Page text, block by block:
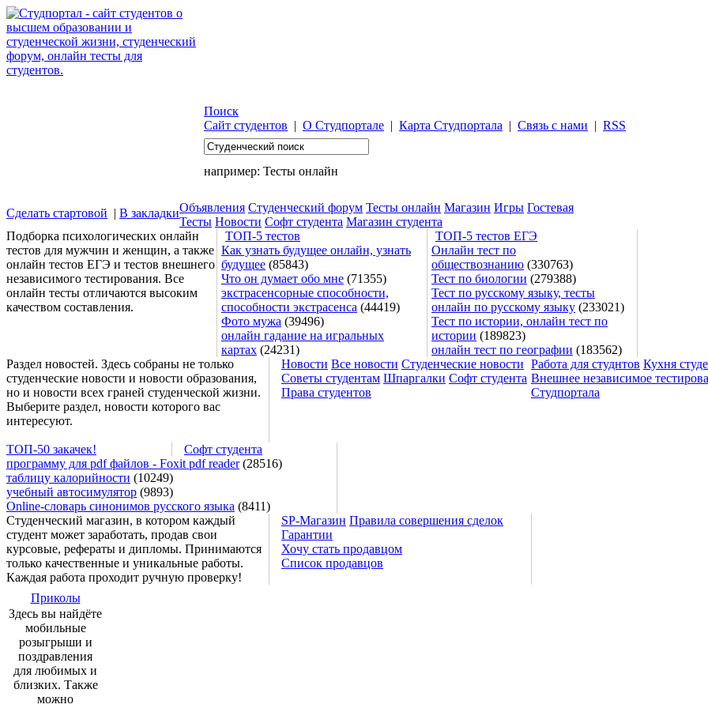
Поиск
Сайт студентов | О Студпортале | Карта Студпортала | Связь с нами | RSS
например: Тесты онлайн
Сделать стартовой | В закладкиОбъявления Студенческий форум Тесты онлайн Магазин Игры Гостевая
Тесты Новости Софт студента Магазин студента
Подборка психологических онлайн
тестов для мужчин и женщин, а также
онлайн тестов ЕГЭ и тестов внешнего
независимого тестирования. Все
онлайн тесты отличаются высоким
качеством составления.
ТОП-5 тестов
ТОП-5 тестов ЕГЭ
Как узнать будущее онлайн, узнать
будущее (85843)
Что он думает обо мне (71355)
экстрасенсорные способности,
способности экстрасенса (44419)
Фото мужа (39496)
онлайн гадание на игральных
картах (24231)
Онлайн тест по
обществознанию (330763)
Тест по биологии (279388)
Тест по русскому языку, тесты
онлайн по русскому языку (233021)
Тест по истории, онлайн тест по
истории (189823)
онлайн тест по географии (183562)
Раздел новостей. Здесь собраны не только
студенческие новости и новости образования,
но и новости всех граней студенческой жизни.
Выберите раздел, новости которого вас
интересуют.
Новости Все новости Студенческие новости
Советы студентам Шпаргалки Софт студента
Права студентов
Работа для студнтов Кухня
Внешнее независимое
Студпортала
ТОП-50 закачек!
Софт студента
программу для pdf файлов - Foxit pdf reader(28516)
таблицу калорийности (10249)
учебный автосимулятор (9893)
Online-словарь синонимов русского языка (8411)
Студенческий магазин, в котором каждый
студент может заработать, продав свои
курсовые, рефераты и дипломы. Принимаются
только качественные и уникальные работы.
Каждая работа проходит ручную проверку!
SP-Магазин Правила совершения сделок
Гарантии
Хочу стать продавцом
Список продавцов
Приколы
Здесь вы найдёте
мобильные
розыгрыши и
поздравления
для любимых и
близких. Также
можно